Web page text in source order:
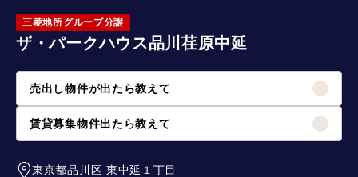
三菱地所グループ分譲
ザ・パークハウス品川荏原中延
売出し物件が出たら教えて
賃貸募集物件出たら教えて
東京都品川区 東中延１丁目